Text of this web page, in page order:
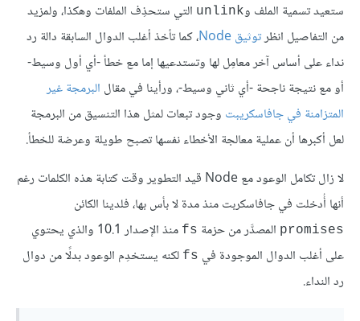
ستعيد تسمية الملف وunlink التي ستحذِف الملفات وهكذا، ولمزيد
من التفاصيل انظرتوثيق Node
، كما تأخذ أغلب الدوال السابقة دالة رد
نداء على أساس آخر معامِل لها وتستدعيها إما مع خطأ -أي أول وسيط-
أو مع نتيجة ناجحة -أي ثاني وسيط-، ورأينا في مقال البرمجة غير
المتزامنة في جافاسكريبت وجود تبعات لمثل هذا التنسيق من البرمجة
لعل أكبرها أن عملية معالجة الأخطاء نفسها تصبح طويلة وعرضة للخطأ.
لا زال تكامل الوعود مع Node قيد التطوير وقت كتابة هذه الكلمات رغم
أنها أُدخلت في جافاسكربت منذ مدة لا بأس بها، فلدينا الكائن
promises المصدَّر من حزمة fs
منذ الإصدار 10.1 والذي يحتوي
على أغلب الدوال الموجودة في fs لكنه يستخدِم الوعود بدلًا من دوال
رد النداء.